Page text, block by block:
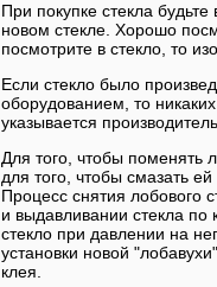
При покупке стекла
новом стекле. Хорошо
посмотрите в стекло, то
Если стекло было
оборудованием, то
указывается
Для того, чтобы поменять
для того, чтобы смазать
Процесс снятия лобового
и выдавливании стекла по
стекло при давлении на
установки новой
клея.